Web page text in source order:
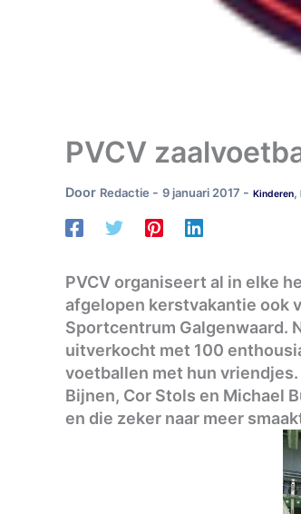
PVCV
Door Redactie - 9 januari 2017 - Kinderen,
PVCV organiseert al in elke
afgelopen kerstvakantie ook
Sportcentrum Galgenwaard.
uitverkocht met 100
voetballen met hun
Bijnen, Cor Stols en Michael
en die zeker naar meer